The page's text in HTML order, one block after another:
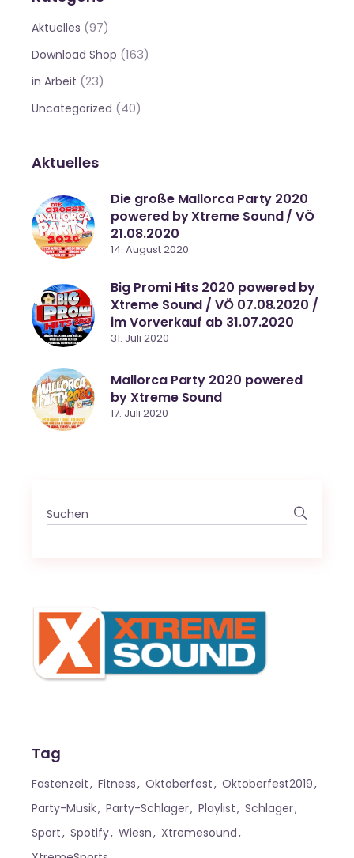
Aktuelles (97)
Download Shop (163)
in Arbeit (23)
Uncategorized (40)
Aktuelles
Die große Mallorca Party 2020
powered by Xtreme Sound / VÖ
21.08.2020
14. August 2020
Big Promi Hits 2020 powered by
Xtreme Sound / VÖ 07.08.2020 /
im Vorverkauf ab 31.07.2020
31. Juli 2020
Mallorca Party 2020 powered
by Xtreme Sound
17. Juli 2020
Search
for:
Tag
Fastenzeit Fitness Oktoberfest
Oktoberfest2019
Party-Musik
Party-Schlager Playlist
Schlager
Sport
Spotify Wiesn
Xtremesound